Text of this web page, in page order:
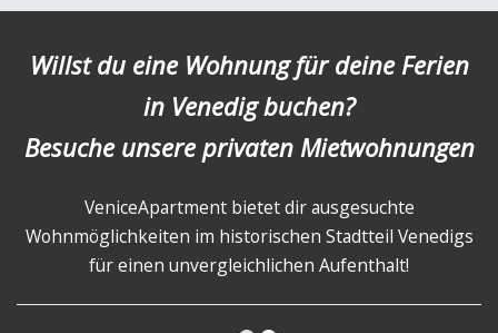
Willst du eine Wohnung für deine Ferien
in Venedig buchen?
Besuche unsere privaten Mietwohnungen
VeniceApartment bietet dir ausgesuchte
Wohnmöglichkeiten im historischen Stadtteil Venedigs
für einen unvergleichlichen Aufenthalt!